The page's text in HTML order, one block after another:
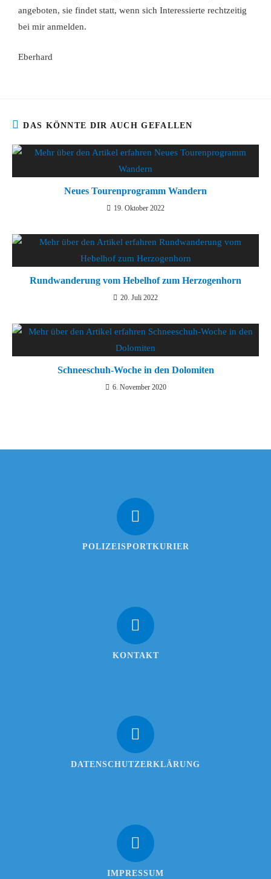
angeboten, sie findet statt, wenn sich Interessierte rechtzeitig
bei mir anmelden.
Eberhard
DAS KÖNNTE DIR AUCH GEFALLEN
Neues Tourenprogramm Wandern
19. Oktober 2022
Rundwanderung vom Hebelhof zum Herzogenhorn
20. Juli 2022
Schneeschuh-Woche in den Dolomiten
6. November 2020
POLIZEISPORTKURIER
KONTAKT
DATENSCHUTZERKLÄRUNG
IMPRESSUM